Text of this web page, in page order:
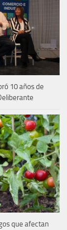
10 años de
que afectan